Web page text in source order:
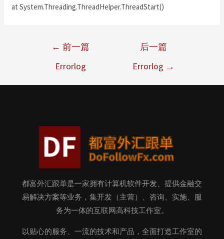
at System.Threading.ThreadHelper.ThreadStart()
← 前一篇
Errorlog
后一篇
Errorlog →
都富外汇跟单是一家拥有计算机软件开发、提供金融交
易解决方案等业务，集开发（主营）、咨询、实施、服
务为一体的互联网高科技工作室。
以贴心的服务、一流的技术和产品，全面打造工作室的